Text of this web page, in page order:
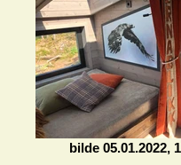
bilde 05.01.2022,